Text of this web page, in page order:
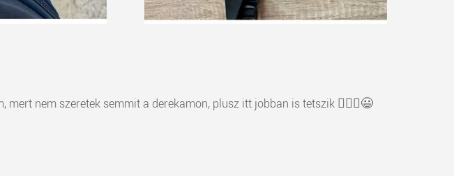
nem szeretek semmit a derekamon, plusz itt jobban is tetszik 🤷🏽‍♀️😃